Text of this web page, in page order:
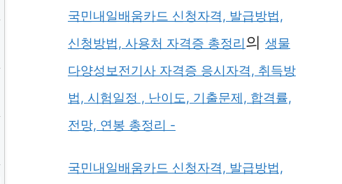
국민내일배움카드 신청자격, 발급방법,
신청방법, 사용처 자격증 총정리의 생물
다양성보전기사 자격증 응시자격, 취득방
법, 시험일정 , 난이도, 기출문제, 합격률,
전망, 연봉 총정리 -
국민내일배움카드 신청자격, 발급방법,